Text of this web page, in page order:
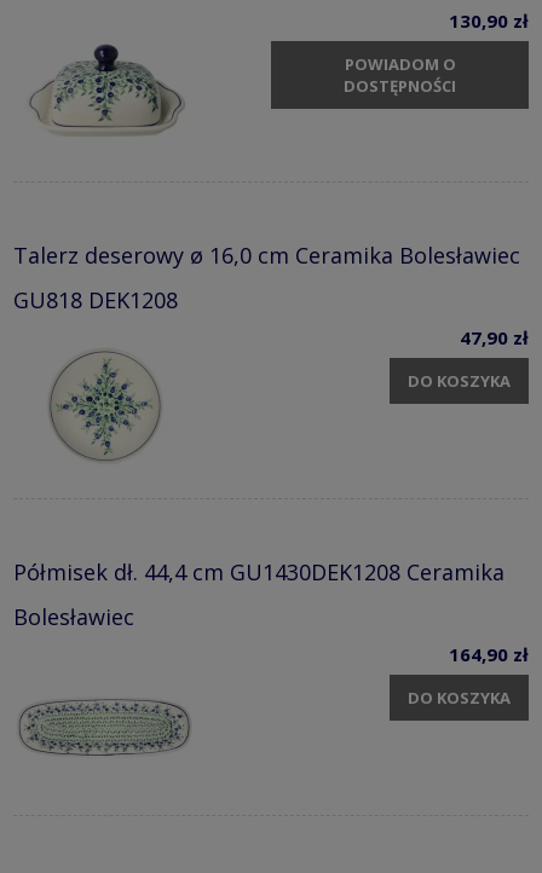
130,90 zł
POWIADOM O
DOSTĘPNOŚCI
Talerz deserowy ø 16,0 cm Ceramika Bolesławiec
GU818 DEK1208
47,90 zł
DO KOSZYKA
Półmisek dł. 44,4 cm GU1430DEK1208 Ceramika
Bolesławiec
164,90 zł
DO KOSZYKA